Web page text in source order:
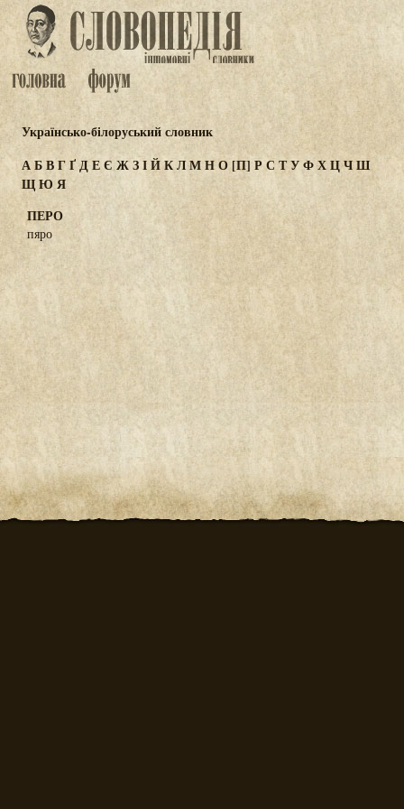
Українсько-білоруський словник
АБВГҐДЕЄ ЖЗІЙКЛМНО[П] Р С ТУФХЦЧШ
ЩЮ Я
ПЕРО
пяро